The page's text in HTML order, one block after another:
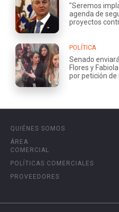
"Seremos
agenda de
proyectos
POLÍTICA
Senado
Flores y
por petición de
QUIÉNES SOMOS
ÁREA
COMERCIAL
POLÍTICAS COMERCIALES
PROVEEDORES